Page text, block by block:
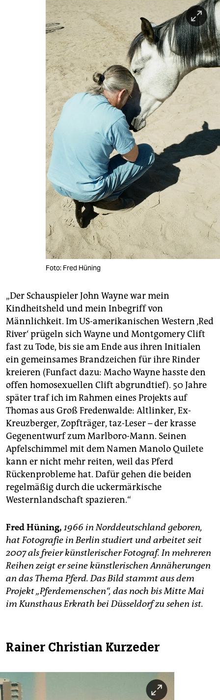
Foto: Fred Hüning
„Der Schauspieler John Wayne war mein
Kindheitsheld und mein Inbegriff von
Männlichkeit. Im US-amerikanischen Western ‚Red
River‘ prügeln sich Wayne und Montgomery Clift
fast zu Tode, bis sie am Ende aus ihren Initialen
ein gemeinsames Brandzeichen für ihre Rinder
kreieren (Funfact dazu: Macho Wayne hasste den
offen homosexuellen Clift abgrundtief). 50 Jahre
später traf ich im Rahmen eines Projekts auf
Thomas aus Groß Fredenwalde: Altlinker, Ex-
Kreuzberger, Zopfträger, taz-Leser – der krasse
Gegenentwurf zum Marlboro-Mann. Seinen
Apfelschimmel mit dem Namen Manolo Quilete
kann er nicht mehr reiten, weil das Pferd
Rückenprobleme hat. Dafür gehen die beiden
regelmäßig durch die uckermärkische
Westernlandschaft spazieren.“
Fred Hüning, 1966 in Norddeutschland geboren,
hat Fotografie in Berlin studiert und arbeitet seit
2007 als freier künstlerischer Fotograf. In mehreren
Reihen zeigt er seine künstlerischen Annäherungen
an das Thema Pferd. Das Bild stammt aus dem
Projekt „Pferdemenschen“, das noch bis Mitte Mai
im Kunsthaus Erkrath bei Düsseldorf zu sehen ist.
Rainer Christian Kurzeder